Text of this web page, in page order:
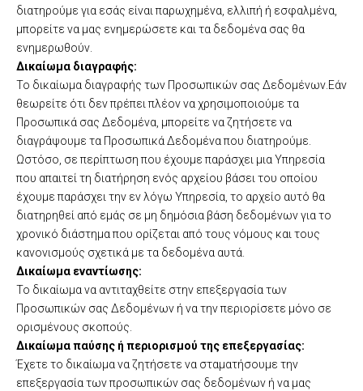
διατηρούμε για εσάς είναι παρωχημένα, ελλιπή ή εσφαλμένα,
μπορείτε να μας ενημερώσετε και τα δεδομένα σας θα
ενημερωθούν.
Δικαίωμα διαγραφής:
Το δικαίωμα διαγραφής των Προσωπικών σας Δεδομένων.Εάν
θεωρείτε ότι δεν πρέπει πλέον να χρησιμοποιούμε τα
Προσωπικά σας Δεδομένα, μπορείτε να ζητήσετε να
διαγράψουμε τα Προσωπικά Δεδομένα που διατηρούμε.
Ωστόσο, σε περίπτωση που έχουμε παράσχει μια Υπηρεσία
που απαιτεί τη διατήρηση ενός αρχείου βάσει του οποίου
έχουμε παράσχει την εν λόγω Υπηρεσία, το αρχείο αυτό θα
διατηρηθεί από εμάς σε μη δημόσια βάση δεδομένων για το
χρονικό διάστημα που ορίζεται από τους νόμους και τους
κανονισμούς σχετικά με τα δεδομένα αυτά.
Δικαίωμα εναντίωσης:
Το δικαίωμα να αντιταχθείτε στην επεξεργασία των
Προσωπικών σας Δεδομένων ή να την περιορίσετε μόνο σε
ορισμένους σκοπούς.
Δικαίωμα παύσης ή περιορισμού της επεξεργασίας:
Έχετε το δικαίωμα να ζητήσετε να σταματήσουμε την
επεξεργασία των προσωπικών σας δεδομένων ή να μας